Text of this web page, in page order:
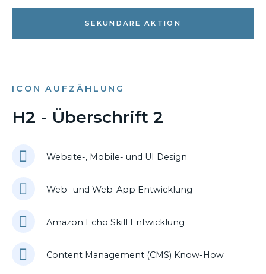
SEKUNDÄRE AKTION
ICON AUFZÄHLUNG
H2 - Überschrift 2
Website-, Mobile- und UI Design
Web- und Web-App Entwicklung
Amazon Echo Skill Entwicklung
Content Management (CMS) Know-How